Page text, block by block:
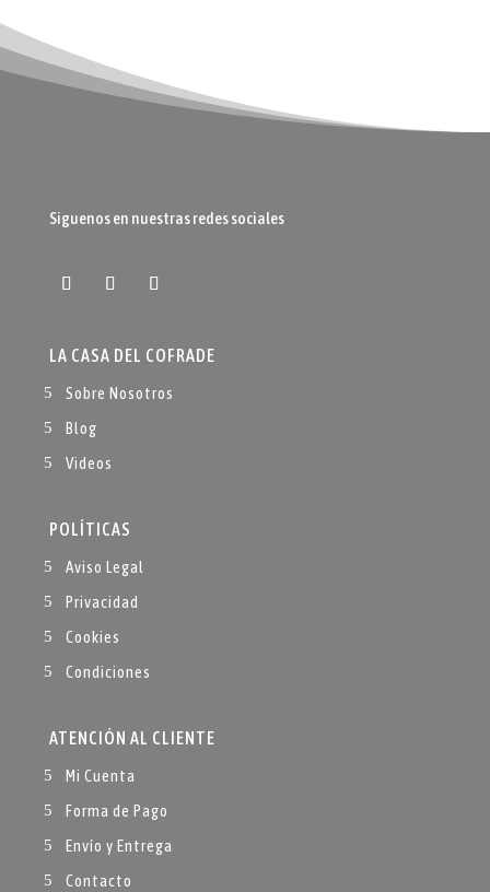
Siguenos en nuestras redes sociales
LA CASA DEL COFRADE
Sobre Nosotros
Blog
Videos
POLÍTICAS
Aviso Legal
Privacidad
Cookies
Condiciones
ATENCIÓN AL CLIENTE
Mi Cuenta
Forma de Pago
Envío y Entrega
Contacto